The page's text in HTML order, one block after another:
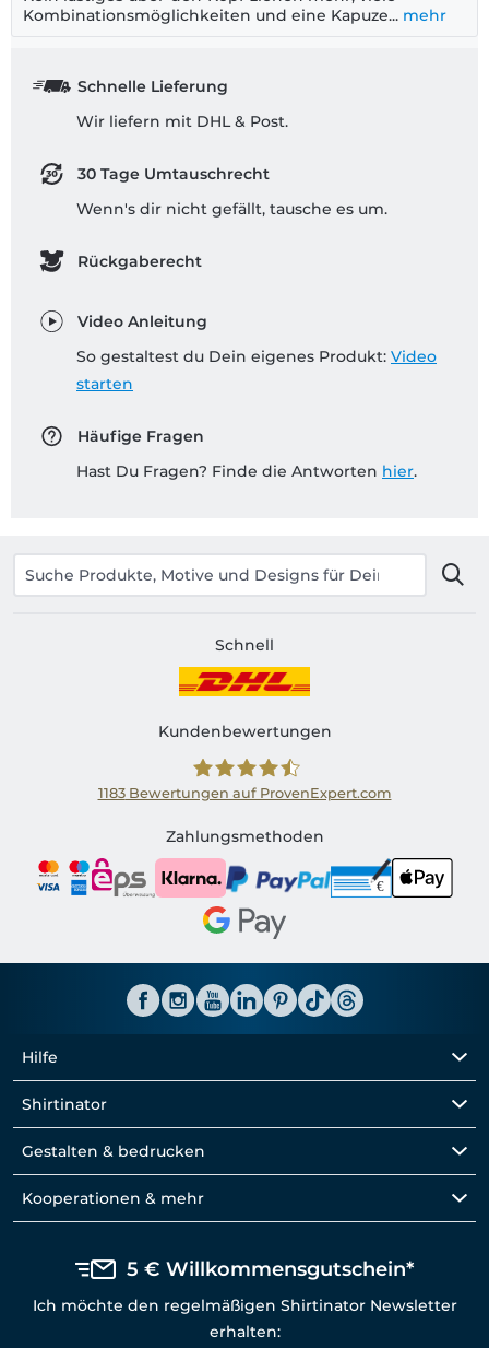
Kombinationsmöglichkeiten und eine Kapuze... mehr
Schnelle Lieferung
Wir liefern mit DHL & Post.
30 Tage Umtauschrecht
Wenn's dir nicht gefällt, tausche es um.
Rückgaberecht
Video Anleitung
So gestaltest du Dein eigenes Produkt: Video
starten
Häufige Fragen
Hast Du Fragen? Finde die Antworten hier.
Schnell
Kundenbewertungen
Shirtinator AT
1183Bewertungen auf ProvenExpert.com
Zahlungsmethoden
Hilfe
Shirtinator
Gestalten & bedrucken
Kooperationen & mehr
5 € Willkommensgutschein*
Ich möchte den regelmäßigen Shirtinator Newsletter
erhalten: